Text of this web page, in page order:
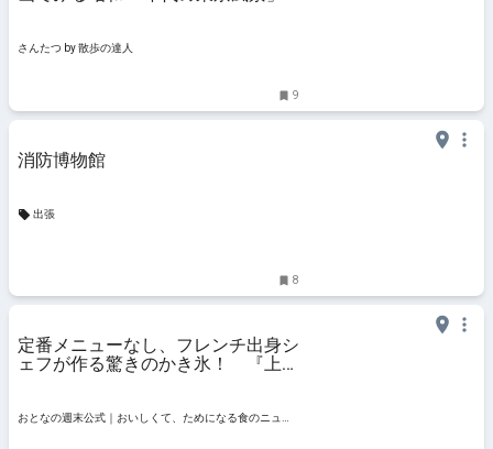
達人
さんたつ by 散歩の達人
9
消防博物館
出張
8
定番メニューなし、フレンチ出身シ
ェフが作る驚きのかき氷！ 『上原
｜おいしくて、ためになる食のニュ
おとなの週末公式｜おいしくて、ためになる食のニュー